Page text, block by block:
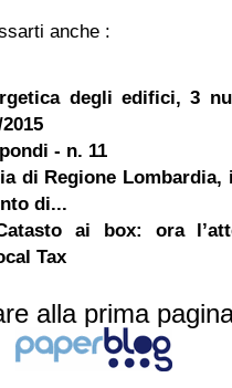
anche :
degli edifici, 3
- n. 11
di Regione Lombardia,
di...
ai box: ora
Tax
alla prima